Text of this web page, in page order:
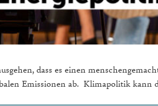
dass es einen
Emissionen ab. Klimapolitik kann